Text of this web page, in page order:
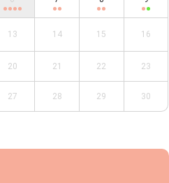
13 14 15 16
20 21 22 23
27 28 29 30